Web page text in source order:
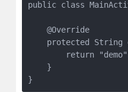
public class
    @Override
protected String
return
    }